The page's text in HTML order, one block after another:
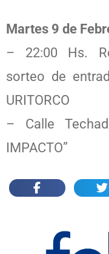
Martes 9 de
– 22:00 Hs.
sorteo de
URITORCO
– Calle
IMPACTO”